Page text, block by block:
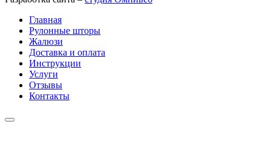
Главная
Рулонные шторы
Жалюзи
Доставка и оплата
Инструкции
Услуги
Отзывы
Контакты